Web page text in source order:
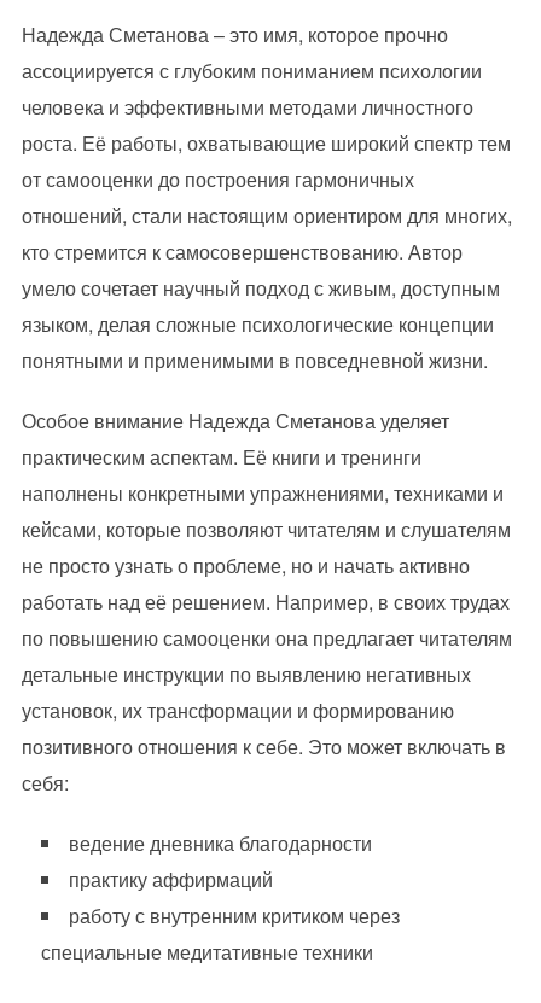
Надежда Сметанова – это имя, которое прочно
ассоциируется с глубоким пониманием психологии
человека и эффективными методами личностного
роста. Её работы, охватывающие широкий спектр тем
от самооценки до построения гармоничных
отношений, стали настоящим ориентиром для многих,
кто стремится к самосовершенствованию. Автор
умело сочетает научный подход с живым, доступным
языком, делая сложные психологические концепции
понятными и применимыми в повседневной жизни.
Особое внимание Надежда Сметанова уделяет
практическим аспектам. Её книги и тренинги
наполнены конкретными упражнениями, техниками и
кейсами, которые позволяют читателям и слушателям
не просто узнать о проблеме, но и начать активно
работать над её решением. Например, в своих трудах
по повышению самооценки она предлагает читателям
детальные инструкции по выявлению негативных
установок, их трансформации и формированию
позитивного отношения к себе. Это может включать в
себя:
ведение дневника благодарности
практику аффирмаций
работу с внутренним критиком через
специальные медитативные техники